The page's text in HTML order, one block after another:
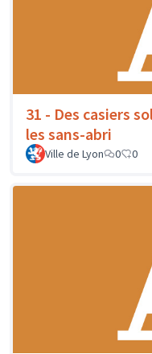
31 - Des casiers
les sans-abri
Ville de Lyon
0 0